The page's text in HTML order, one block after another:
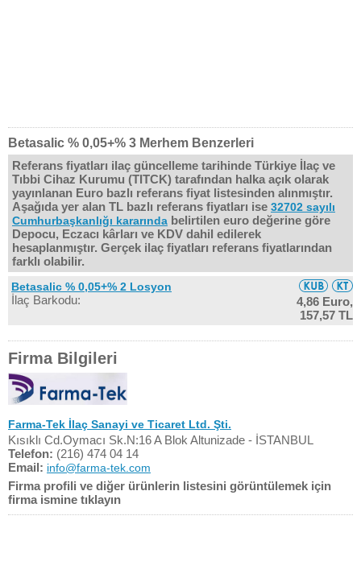
Betasalic % 0,05+% 3 Merhem Benzerleri
Referans fiyatları ilaç güncelleme tarihinde Türkiye İlaç ve
Tıbbi Cihaz Kurumu (TITCK) tarafından halka açık olarak
yayınlanan Euro bazlı referans fiyat listesinden alınmıştır.
Aşağıda yer alan TL bazlı referans fiyatları ise 32702 sayılı
Cumhurbaşkanlığı kararında belirtilen euro değerine göre
Depocu, Eczacı kârları ve KDV dahil edilerek
hesaplanmıştır. Gerçek ilaç fiyatları referans fiyatlarından
farklı olabilir.
Betasalic % 0,05+% 2 Losyon
İlaç Barkodu:
4,86 Euro,
157,57 TL
Firma Bilgileri
Farma-Tek İlaç Sanayi ve Ticaret Ltd. Şti.
Kısıklı Cd.Oymacı Sk.N:16 A Blok Altunizade - İSTANBUL
Telefon: (216) 474 04 14
Email: info@farma-tek.com
Firma profili ve diğer ürünlerin listesini görüntülemek için
firma ismine tıklayın